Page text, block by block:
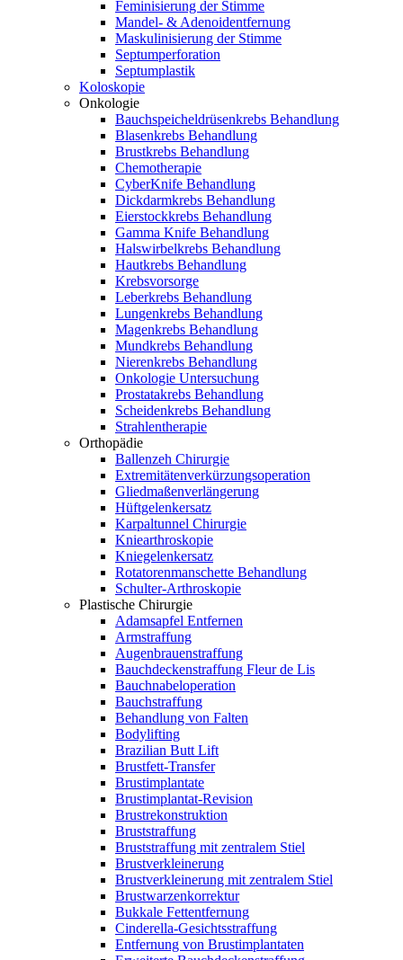
Feminisierung der Stimme
Mandel- & Adenoidentfernung
Maskulinisierung der Stimme
Septumperforation
Septumplastik
Koloskopie
Onkologie
Bauchspeicheldrüsenkrebs Behandlung
Blasenkrebs Behandlung
Brustkrebs Behandlung
Chemotherapie
CyberKnife Behandlung
Dickdarmkrebs Behandlung
Eierstockkrebs Behandlung
Gamma Knife Behandlung
Halswirbelkrebs Behandlung
Hautkrebs Behandlung
Krebsvorsorge
Leberkrebs Behandlung
Lungenkrebs Behandlung
Magenkrebs Behandlung
Mundkrebs Behandlung
Nierenkrebs Behandlung
Onkologie Untersuchung
Prostatakrebs Behandlung
Scheidenkrebs Behandlung
Strahlentherapie
Orthopädie
Ballenzeh Chirurgie
Extremitätenverkürzungsoperation
Gliedmaßenverlängerung
Hüftgelenkersatz
Karpaltunnel Chirurgie
Kniearthroskopie
Kniegelenkersatz
Rotatorenmanschette Behandlung
Schulter-Arthroskopie
Plastische Chirurgie
Adamsapfel Entfernen
Armstraffung
Augenbrauenstraffung
Bauchdeckenstraffung Fleur de Lis
Bauchnabeloperation
Bauchstraffung
Behandlung von Falten
Bodylifting
Brazilian Butt Lift
Brustfett-Transfer
Brustimplantate
Brustimplantat-Revision
Brustrekonstruktion
Bruststraffung
Bruststraffung mit zentralem Stiel
Brustverkleinerung
Brustverkleinerung mit zentralem Stiel
Brustwarzenkorrektur
Bukkale Fettentfernung
Cinderella-Gesichtsstraffung
Entfernung von Brustimplantaten